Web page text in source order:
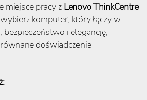
miejsce pracy z Lenovo ThinkCentre
komputer, który łączy w
bezpieczeństwo i elegancję,
doświadczenie